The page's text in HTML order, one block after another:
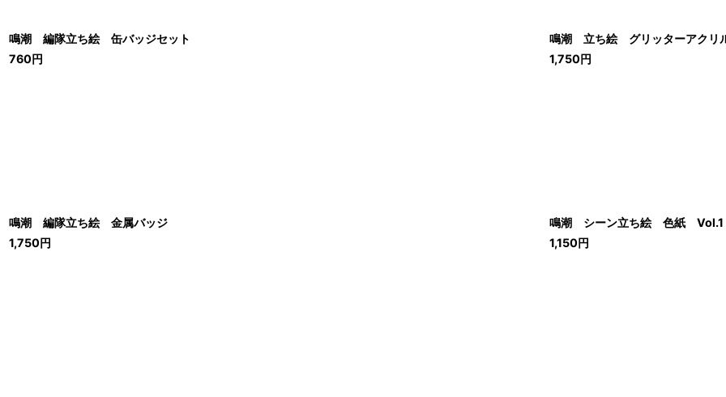
鳴潮 編隊立ち絵 缶バッジセット
760円
鳴潮 立ち絵 グリッターアクリ
1,750円
鳴潮 編隊立ち絵 金属バッジ
1,750円
鳴潮 シーン立ち絵 色紙 Vol.1
1,150円